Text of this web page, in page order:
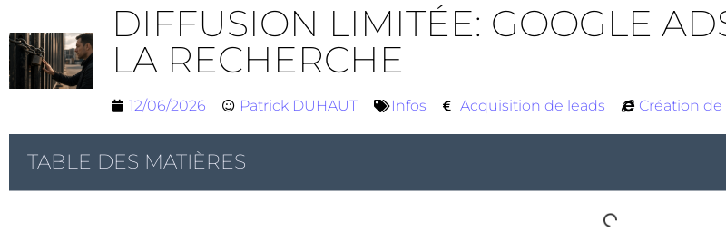
DIFFUSION LIMITÉE: GOOGLE
LA RECHERCHE
12/06/2026 Patrick DUHAUT Infos Acquisition de leads Création
TABLE DES MATIÈRES